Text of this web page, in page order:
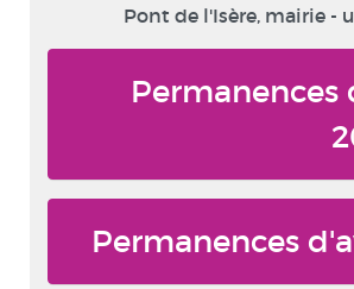
Pont de l'Isère, mairie -
Permanences
Permanences